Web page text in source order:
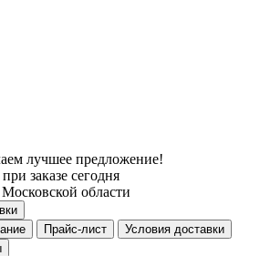
лучшее предложение!
заказе сегодня
области
Прайс-лист
Условия доставки